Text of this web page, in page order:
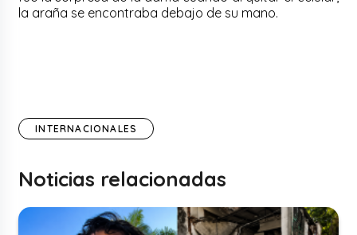
la araña se encontraba debajo de su mano.
INTERNACIONALES
Noticias relacionadas